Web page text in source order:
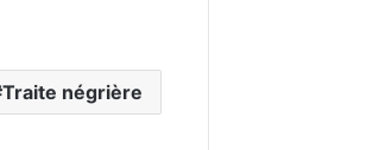
Traite négrière